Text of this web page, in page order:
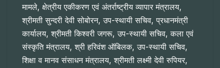
मामले, क्षेत्रीय एकीकरण एवं अंतर्राष्ट्रीय व्यापार मंत्रालय,
श्रीमती सुन्दरी देवी सोबोरन, उप-स्थायी सचिव, प्रधानमंत्री
कार्यालय, श्रीमती किश्वरी जगरू, उप-स्थायी सचिव, कला एवं
संस्कृति मंत्रालय, श्री हरिवंश ऑबिलक, उप-स्थायी सचिव,
शिक्षा व मानव संसाधन मंत्रालय, श्रीमती लक्ष्मी देवी रुपियर,